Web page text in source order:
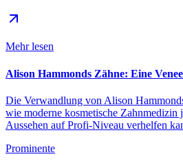
Mehr lesen
Alison Hammonds Zähne: Eine
Die Verwandlung von Alison
wie moderne kosmetische Zahnmedizin
Aussehen auf Profi-Niveau verhelfen
Prominente